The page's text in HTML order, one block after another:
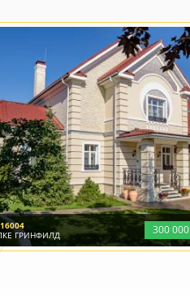
300000
ГРИНФИЛД